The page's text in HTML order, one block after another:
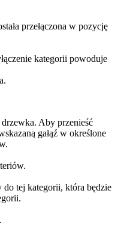
przełączona w pozycję
kategorii powoduje
drzewka. Aby przenieść
gałąź w określone
tej kategorii, która będzie